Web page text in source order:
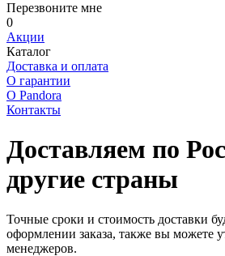
Перезвоните мне
0
Акции
Каталог
Доставка и оплата
О гарантии
О Pandora
Контакты
Доставляем по
другие страны
Точные сроки и стоимость доставки
оформлении заказа, также вы можете
менеджеров.